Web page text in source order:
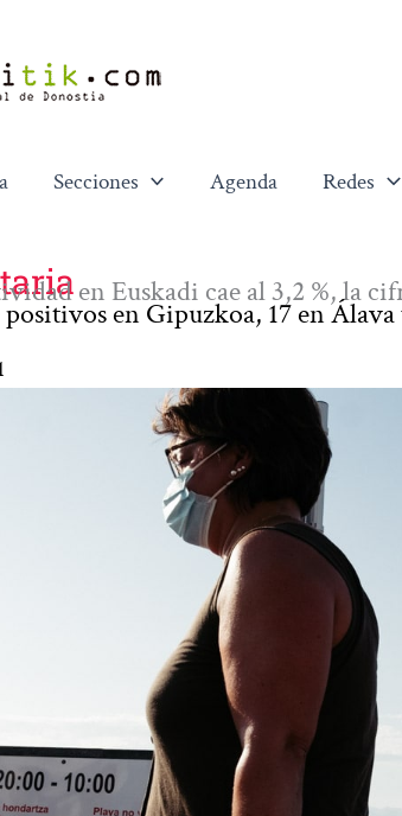
Secciones Agenda Redes
en Euskadi cae al 3,2 %, la
en Gipuzkoa, 17 en Álava